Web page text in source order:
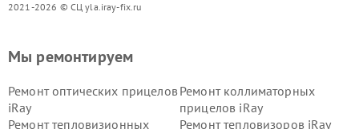
2021-2026 © СЦ yla.iray-fix.ru
Мы ремонтируем
Ремонт оптических прицелов
iRay
Ремонт коллиматорных
прицелов iRay
Ремонт тепловизионных
Ремонт тепловизоров iRay